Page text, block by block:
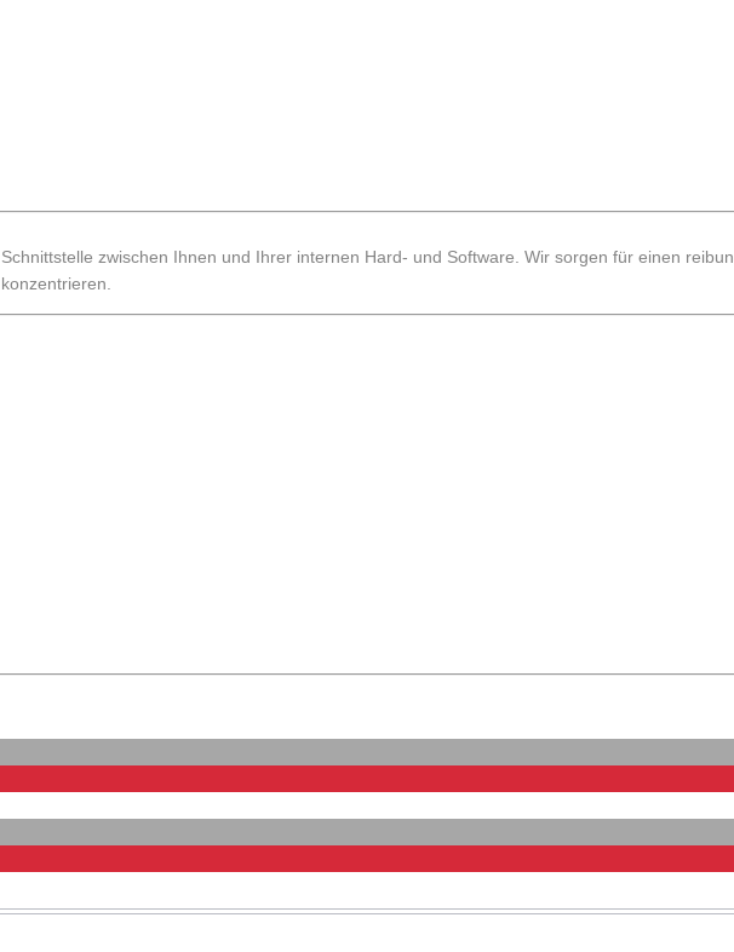
zwischen Ihnen und Ihrer internen Hard- und Software. Wir sorgen für einen